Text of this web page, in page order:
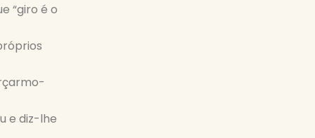
“giro é o
e diz-lhe